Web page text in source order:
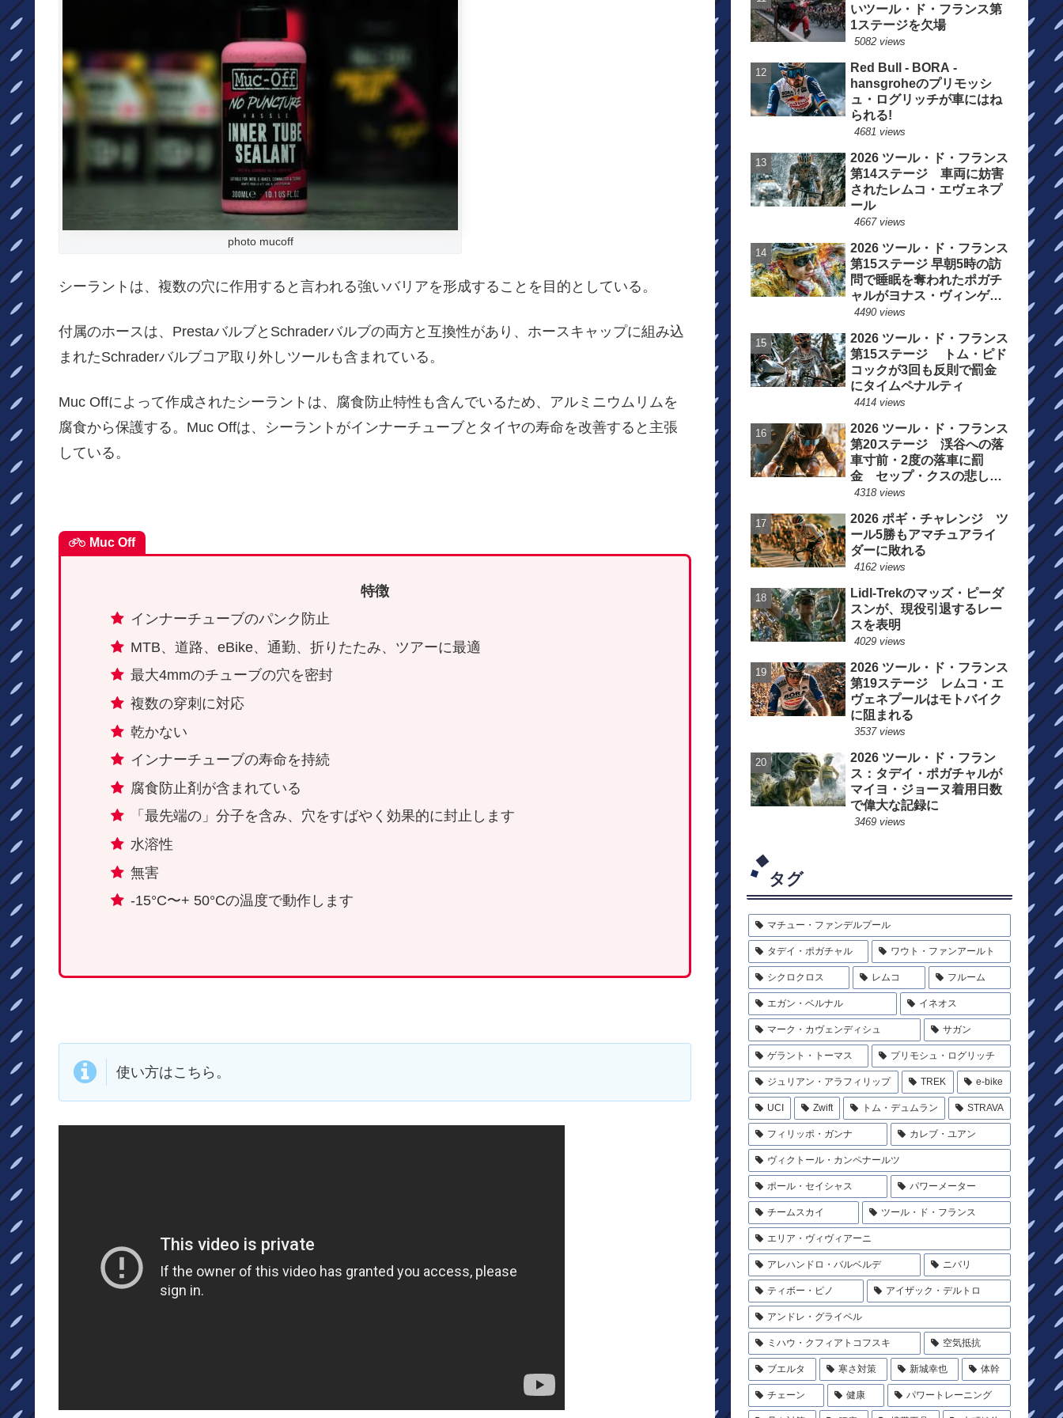
photo mucoff
シーラントは、複数の穴に作用すると言われる強いバリアを形成することを目的としている。
付属のホースは、PrestaバルブとSchraderバルブの両方と互換性があり、ホースキャップに組み込
まれたSchraderバルブコア取り外しツールも含まれている。
Muc Offによって作成されたシーラントは、腐食防止特性も含んでいるため、アルミニウムリムを
腐食から保護する。Muc Offは、シーラントがインナーチューブとタイヤの寿命を改善すると主張
している。
Muc Off
特徴
インナーチューブのパンク防止
MTB、道路、eBike、通勤、折りたたみ、ツアーに最適
最大4mmのチューブの穴を密封
複数の穿刺に対応
乾かない
インナーチューブの寿命を持続
腐食防止剤が含まれている
「最先端の」分子を含み、穴をすばやく効果的に封止します
水溶性
無害
-15°C〜+ 50°Cの温度で動作します
使い方はこちら。
いツール・ド・フランス第
1ステージを欠場
5082 views
Red Bull - BORA -
hansgroheのプリモッシ
ュ・ログリッチが車にはね
られる!
4681 views
2026 ツール・ド・フランス
第14ステージ 車両に妨害
されたレムコ・エヴェネプ
ール
4667 views
2026 ツール・ド・フランス
第15ステージ 早朝5時の訪
問で睡眠を奪われたポガチ
ャルがヨナス・ヴィンゲゴ
ーの離脱を惜しむ
4490 views
2026 ツール・ド・フランス
第15ステージ トム・ピド
コックが3回も反則で罰金
にタイムペナルティ
4414 views
2026 ツール・ド・フランス
第20ステージ 渓谷への落
車寸前・2度の落車に罰
金 セップ・クスの悲しい
一日
4318 views
2026 ポギ・チャレンジ ツ
ール5勝もアマチュアライ
ダーに敗れる
4162 views
Lidl-Trekのマッズ・ピーダ
スンが、現役引退するレー
スを表明
4029 views
2026 ツール・ド・フランス
第19ステージ レムコ・エ
ヴェネプールはモトバイク
に阻まれる
3537 views
2026 ツール・ド・フラン
ス：タデイ・ポガチャルが
マイヨ・ジョーヌ着用日数
で偉大な記録に
3469 views
タグ
マチュー・ファンデルプール
タデイ・ポガチャル ワウト・ファンアールト
シクロクロス レムコ フルーム
エガン・ベルナル イネオス
マーク・カヴェンディシュ サガン
ゲラント・トーマス プリモシュ・ログリッチ
ジュリアン・アラフィリップ TREK e-bike
UCI Zwift トム・デュムラン STRAVA
フィリッポ・ガンナ カレブ・ユアン
ヴィクトール・カンペナールツ
ポール・セイシャス パワーメーター
チームスカイ ツール・ド・フランス
エリア・ヴィヴィアーニ
アレハンドロ・バルベルデ ニバリ
ティボー・ピノ アイザック・デルトロ
アンドレ・グライペル
ミハウ・クフィアトコフスキ 空気抵抗
ブエルタ 寒さ対策 新城幸也 体幹
チェーン 健康 パワートレーニング